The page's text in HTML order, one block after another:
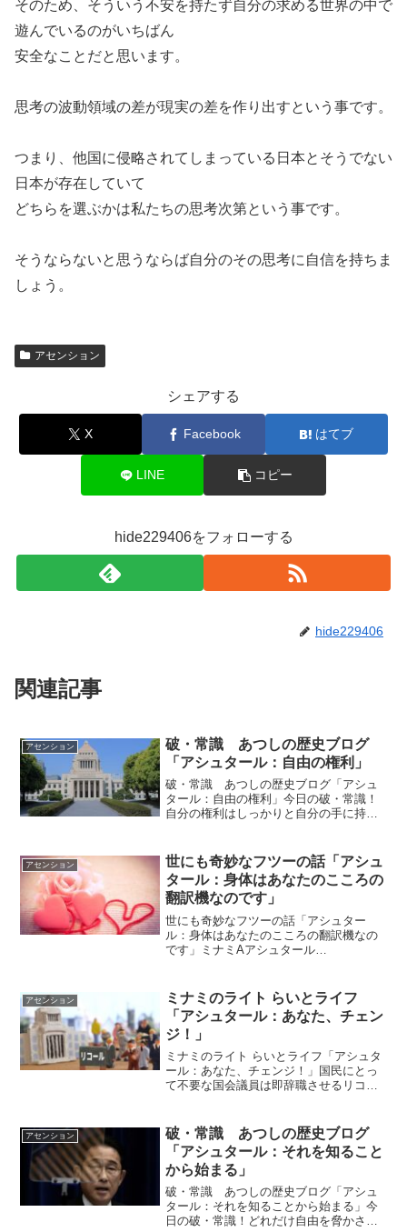
そのため、そういう不安を持たず自分の求める世界の中で
遊んでいるのがいちばん
安全なことだと思います。
思考の波動領域の差が現実の差を作り出すという事です。
つまり、他国に侵略されてしまっている日本とそうでない
日本が存在していて
どちらを選ぶかは私たちの思考次第という事です。
そうならないと思うならば自分のその思考に自信を持ちま
しょう。
アセンション
シェアする
X Facebook はてブ
LINE コピー
hide229406をフォローする
hide229406
関連記事
アセンション
破・常識 あつしの歴史ブログ
「アシュタール：自由の権利」
破・常識 あつしの歴史ブログ「アシュ
タール：自由の権利」今日の破・常識！
自分の権利はしっかりと自分の手に持っ
なたは自由なのです。ｂｙアシュタール
アシュタールからのメッセ...
アセンション
世にも奇妙なフツーの話「アシュ
タール：身体はあなたのこころの
翻訳機なのです」
世にも奇妙なフツーの話「アシュター
ル：身体はあなたのこころの翻訳機なの
です」ミナミAアシュタール
vol.894 「なんでこうなるの？」起立性調
節障害とい...
アセンション
ミナミのライト らいとライフ
「アシュタール：あなた、チェン
ジ！」
ミナミのライト らいとライフ「アシュタ
ール：あなた、チェンジ！」国民にとっ
て不要な国会議員は即辞職させるリコー
っくりしました＾＾；だよね、代議士は
国民の声を伝える人たち...
アセンション
破・常識 あつしの歴史ブログ
「アシュタール：それを知ること
から始まる」
破・常識 あつしの歴史ブログ「アシュ
タール：それを知ることから始まる」今
日の破・常識！どれだけ自由を脅かされ